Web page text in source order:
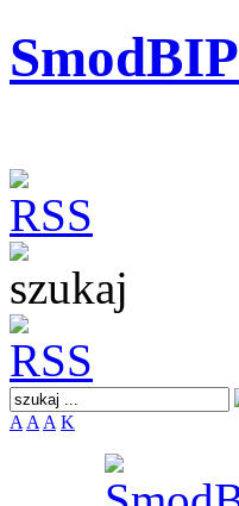
SmodBIP
A A A K